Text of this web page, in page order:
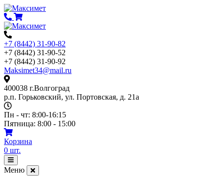
Перейти
к
содержимому
+7 (8442) 31-90-82
+7 (8442) 31-90-52
+7 (8442) 31-90-92
Maksimet34@mail.ru
400038 г.Волгоград
р.п. Горьковский, ул. Портовская, д. 21а
Пн - чт: 8:00-16:15
Пятница: 8:00 - 15:00
Корзина
0 шт.
Открыть
меню
Меню